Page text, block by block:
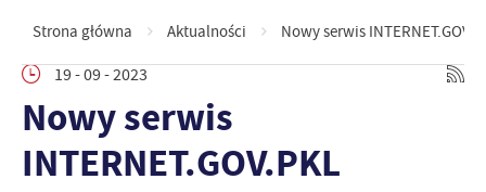
Strona główna Aktualności
Nowy serwis
19 - 09 - 2023
Nowy serwis
INTERNET.GOV.PKL